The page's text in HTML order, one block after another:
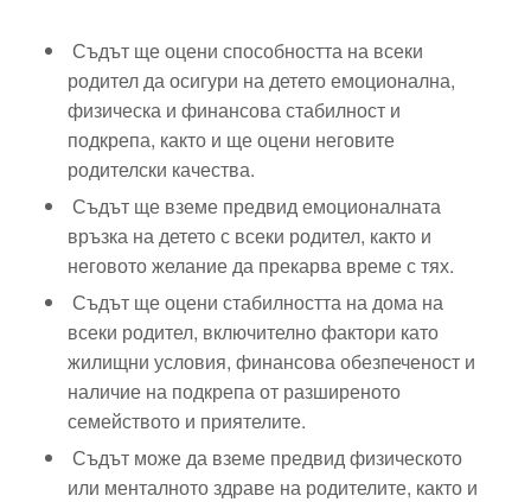
възможно?
Съдът ще оцени способността на всеки
родител да осигури на детето емоционална,
физическа и финансова стабилност и
подкрепа, както и ще оцени неговите
родителски качества.
Съдът ще вземе предвид емоционалната
връзка на детето с всеки родител, както и
неговото желание да прекарва време с тях.
Съдът ще оцени стабилността на дома на
всеки родител, включително фактори като
жилищни условия, финансова обезпеченост и
наличие на подкрепа от разширеното
семейството и приятелите.
Съдът може да вземе предвид физическото
или менталното здраве на родителите, както и